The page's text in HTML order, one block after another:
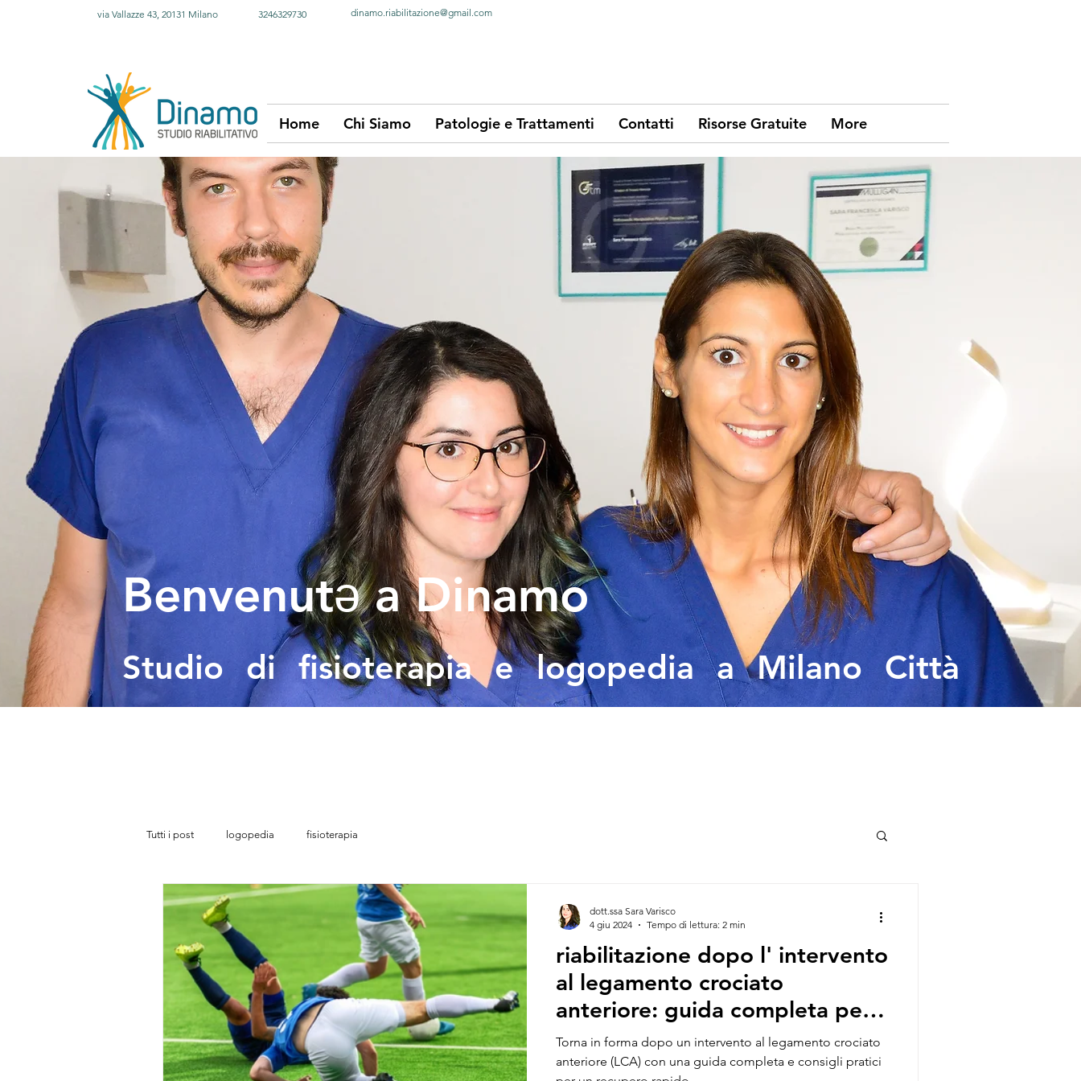
via Vallazze 43, 20131 Milano 3246329730 dinamo.riabilitazione@gmail.com
Home Chi Siamo Patologie e Trattamenti Contatti Risorse Gratuite More
Benvenutǝ a Dinamo
Studio di fisioterapia e logopedia a Milano Città
Tutti i post logopedia fisioterapia
riabilitazione dopo l' intervento
al legamento crociato
anteriore: guida completa per
un recupero rapido e sicuro
Torna in forma dopo un intervento al legamento crociato
anteriore (LCA) con una guida completa e consigli pratici
dott.ssa Sara Varisco
4 giu 2024
Tempo di lettura: 2 min